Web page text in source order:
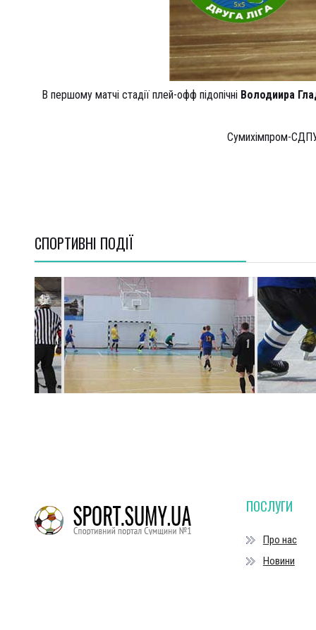
В першому матчі стадії плей-офф підопічні Володиира
Сумихімпром-
СПОРТИВНI ПОДІЇ
ПОСЛУГИ
Про нас
Новини